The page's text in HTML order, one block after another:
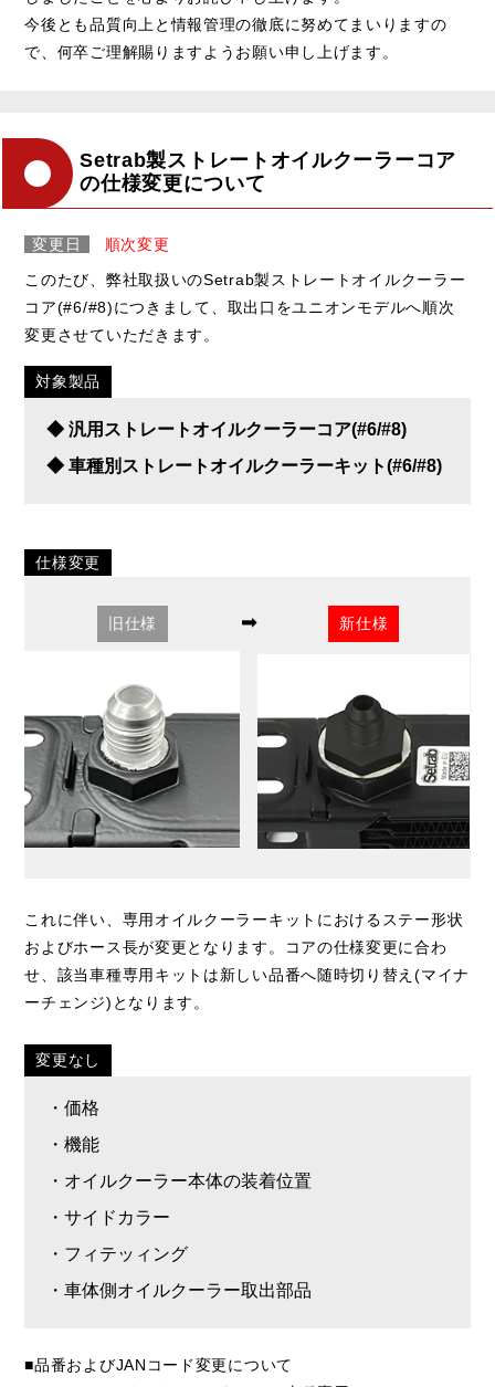
今後とも品質向上と情報管理の徹底に努めてまいりますの
で、何卒ご理解賜りますようお願い申し上げます。
Setrab製ストレートオイルクーラーコア
の仕様変更について
変更日
順次変更
このたび、弊社取扱いのSetrab製ストレートオイルクーラー
コア(#6/#8)につきまして、取出口をユニオンモデルへ順次
変更させていただきます。
対象製品
◆ 汎用ストレートオイルクーラーコア(#6/#8)
◆ 車種別ストレートオイルクーラーキット(#6/#8)
仕様変更
旧仕様 ➡ 新仕様
これに伴い、専用オイルクーラーキットにおけるステー形状
およびホース長が変更となります。コアの仕様変更に合わ
せ、該当車種専用キットは新しい品番へ随時切り替え(マイナ
ーチェンジ)となります。
変更なし
・価格
・機能
・オイルクーラー本体の装着位置
・サイドカラー
・フィテッィング
・車体側オイルクーラー取出部品
■品番およびJANコード変更について